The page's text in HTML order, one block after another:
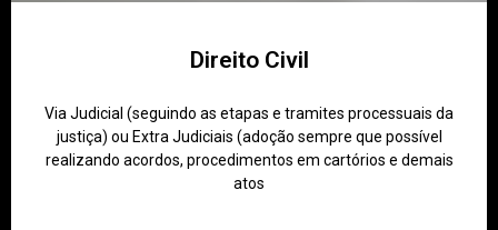
Direito Civil
Via Judicial (seguindo as etapas e tramites processuais da
justiça) ou Extra Judiciais (adoção sempre que possível
realizando acordos, procedimentos em cartórios e demais
atos